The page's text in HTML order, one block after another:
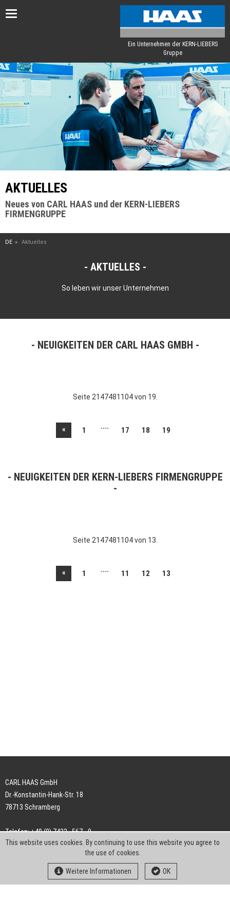
Toggle
Ein Unternehmen der KERN-LIEBERS
Gruppe
AKTUELLES
Neues von CARL HAAS und der KERN-LIEBERS
FIRMENGRUPPE
DE Aktuelles
AKTUELLES
So leben wir unser Unternehmen
NEUIGKEITEN DER CARL HAAS GMBH
Seite 2147481104 von 19.
« 1 .... 17 18 19
NEUIGKEITEN DER KERN-LIEBERS FIRMENGRUPPE
Seite 2147481104 von 13.
« 1 .... 11 12 13
CARL HAAS GmbH
Dr.-Konstantin-Hank-Str. 18
78713 Schramberg
Telefon: +49 (0) 7422 . 567 - 0
Telefax: +49 (0) 7422 . 567 - 239
info-ch@kern-liebers.com
This website uses cookies. By continuing to use this website you agree to
the use of cookies.
Weitere Informationen OK